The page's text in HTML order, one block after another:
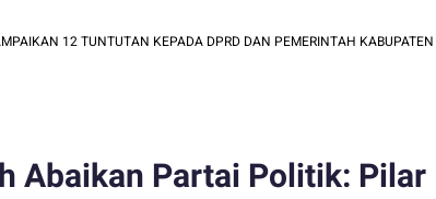
12 TUNTUTAN KEPADA DPRD DAN PEMERINTAH KABUPATEN
Abaikan Partai Politik: Pilar